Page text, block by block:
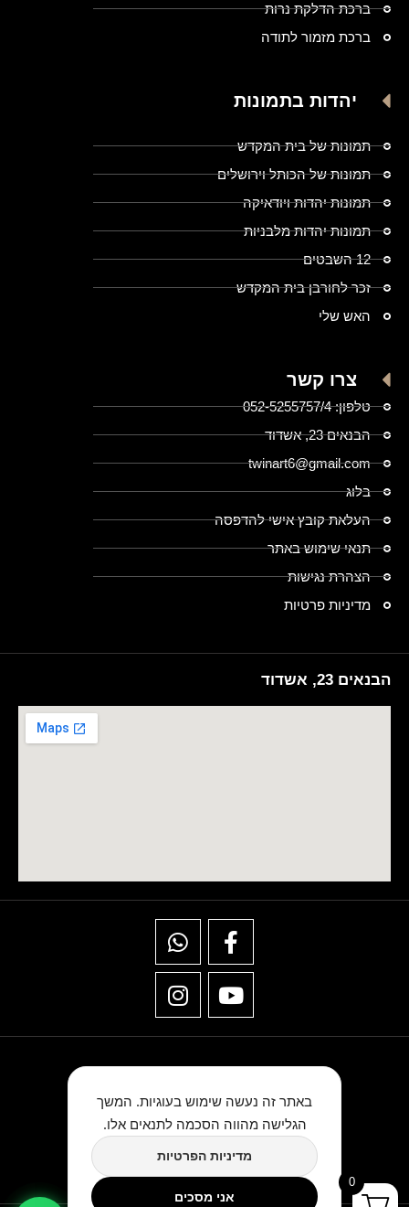
ברכת הדלקת נרות
ברכת מזמור לתודה
יהדות בתמונות
תמונות של בית המקדש
תמונות של הכותל וירושלים
תמונות יהדות ויודאיקה
תמונות יהדות מלבניות
12 השבטים
זכר לחורבן בית המקדש
האש שלי
צרו קשר
טלפון: 052-5255757/4
הבנאים 23, אשדוד
twinart6@gmail.com
בלוג
העלאת קובץ אישי להדפסה
תנאי שימוש באתר
הצהרת נגישות
מדיניות פרטיות
הבנאים 23, אשדוד
★★★★★
כתבו לנו ביקורת בגוגל
באתר זה נעשה שימוש בעוגיות. המשך
הגלישה מהווה הסכמה לתנאים אלו.
מדיניות הפרטיות
אני מסכים
0